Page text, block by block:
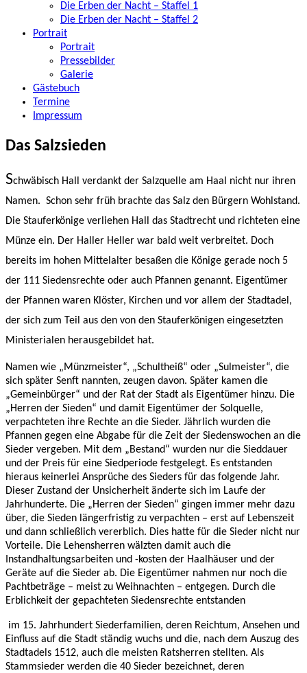
Die Erben der Nacht – Staffel 1
Die Erben der Nacht – Staffel 2
Portrait
Portrait
Pressebilder
Galerie
Gästebuch
Termine
Impressum
Das Salzsieden
Schwäbisch Hall verdankt der Salzquelle am Haal nicht nur ihren
Namen. Schon sehr früh brachte das Salz den Bürgern Wohlstand.
Die Stauferkönige verliehen Hall das Stadtrecht und richteten eine
Münze ein. Der Haller Heller war bald weit verbreitet. Doch
bereits im hohen Mittelalter besaßen die Könige gerade noch 5
der 111 Siedensrechte oder auch Pfannen genannt. Eigentümer
der Pfannen waren Klöster, Kirchen und vor allem der Stadtadel,
der sich zum Teil aus den von den Stauferkönigen eingesetzten
Ministerialen herausgebildet hat.
Namen wie „Münzmeister“, „Schultheiß“ oder „Sulmeister“, die
sich später Senft nannten, zeugen davon. Später kamen die
„Gemeinbürger“ und der Rat der Stadt als Eigentümer hinzu. Die
„Herren der Sieden“ und damit Eigentümer der Solquelle,
verpachteten ihre Rechte an die Sieder. Jährlich wurden die
Pfannen gegen eine Abgabe für die Zeit der Siedenswochen an die
Sieder vergeben. Mit dem „Bestand“ wurden nur die Sieddauer
und der Preis für eine Siedperiode festgelegt. Es entstanden
hieraus keinerlei Ansprüche des Sieders für das folgende Jahr.
Dieser Zustand der Unsicherheit änderte sich im Laufe der
Jahrhunderte. Die „Herren der Sieden“ gingen immer mehr dazu
über, die Sieden längerfristig zu verpachten – erst auf Lebenszeit
und dann schließlich vererblich. Dies hatte für die Sieder nicht nur
Vorteile. Die Lehensherren wälzten damit auch die
Instandhaltungsarbeiten und -kosten der Haalhäuser und der
Geräte auf die Sieder ab. Die Eigentümer nahmen nur noch die
Pachtbeträge – meist zu Weihnachten – entgegen. Durch die
Erblichkeit der gepachteten Siedensrechte entstanden
im 15. Jahrhundert Siederfamilien, deren Reichtum, Ansehen und
Einfluss auf die Stadt ständig wuchs und die, nach dem Auszug des
Stadtadels 1512, auch die meisten Ratsherren stellten. Als
Stammsieder werden die 40 Sieder bezeichnet, deren